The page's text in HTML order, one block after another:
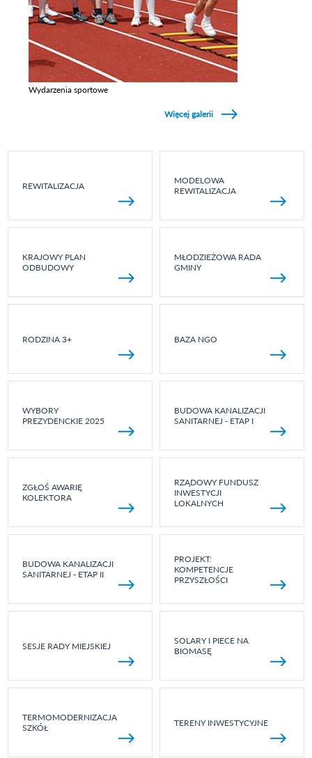
Wydarzenia sportowe
Więcej galerii
REWITALIZACJA
MODELOWA
REWITALIZACJA
KRAJOWY PLAN
ODBUDOWY
MŁODZIEŻOWA RADA
GMINY
RODZINA 3+ BAZA NGO
WYBORY
PREZYDENCKIE 2025
BUDOWA KANALIZACJI
SANITARNEJ - ETAP I
ZGŁOŚ AWARIĘ
KOLEKTORA
RZĄDOWY FUNDUSZ
INWESTYCJI
LOKALNYCH
BUDOWA KANALIZACJI
SANITARNEJ - ETAP II
PROJEKT:
KOMPETENCJE
PRZYSZŁOŚCI
SESJE RADY MIEJSKIEJ
SOLARY I PIECE NA
BIOMASĘ
TERMOMODERNIZACJA
SZKÓŁ
TERENY INWESTYCYJNE